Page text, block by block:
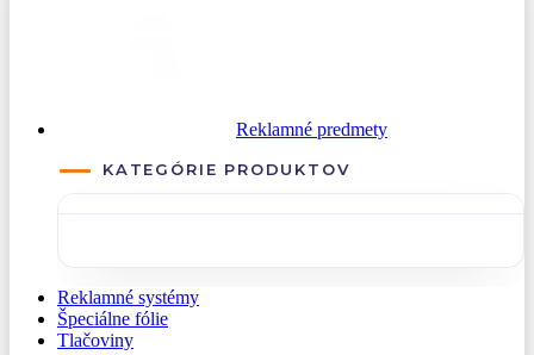
Reklamné predmety
KATEGÓRIE PRODUKTOV
Reklamné systémy
Špeciálne fólie
Tlačoviny